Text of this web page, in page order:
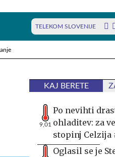
TELEKOM SLOVENIJE
KAJ BERETE
9,01
Po nevihti
ohladitev: za
stopinj Celzija
Oglasil se je